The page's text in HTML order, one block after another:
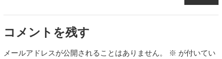
コメントを残す
メールアドレスが公開されることはありません。 ※ が付いてい